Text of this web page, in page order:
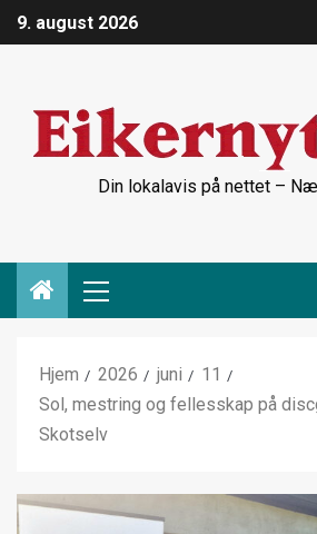
9. august 2026
Din lokalavis på nettet –
Hjem 2026 juni
11
Sol, mestring og fellesskap på
Skotselv